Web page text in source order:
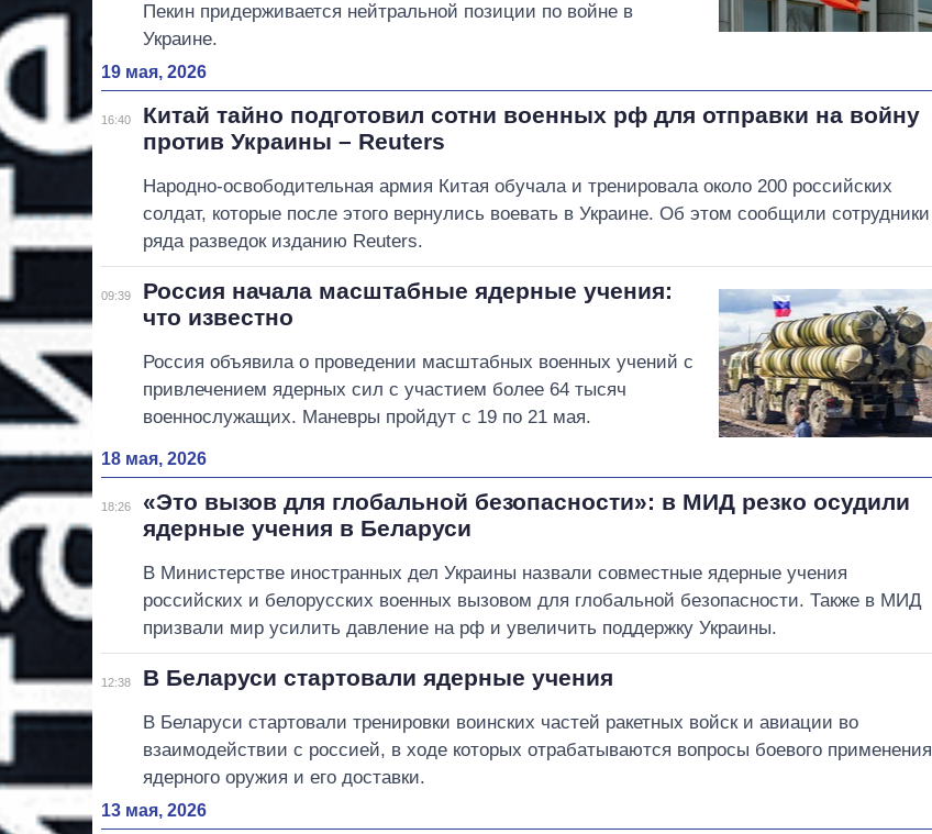
Пекин придерживается нейтральной позиции по войне в
Украине.
19 мая, 2026
16:40
Китай тайно подготовил сотни военных рф для отправки на войну
против Украины – Reuters
Народно-освободительная армия Китая обучала и тренировала около 200 российских
солдат, которые после этого вернулись воевать в Украине. Об этом сообщили сотрудники
ряда разведок изданию Reuters.
09:39
Россия начала масштабные ядерные учения:
что известно
Россия объявила о проведении масштабных военных учений с
привлечением ядерных сил с участием более 64 тысяч
военнослужащих. Маневры пройдут с 19 по 21 мая.
18 мая, 2026
18:26
«Это вызов для глобальной безопасности»: в МИД резко осудили
ядерные учения в Беларуси
В Министерстве иностранных дел Украины назвали совместные ядерные учения
российских и белорусских военных вызовом для глобальной безопасности. Также в МИД
призвали мир усилить давление на рф и увеличить поддержку Украины.
12:38 В Беларуси стартовали ядерные учения
В Беларуси стартовали тренировки воинских частей ракетных войск и авиации во
взаимодействии с россией, в ходе которых отрабатываются вопросы боевого применения
ядерного оружия и его доставки.
13 мая, 2026